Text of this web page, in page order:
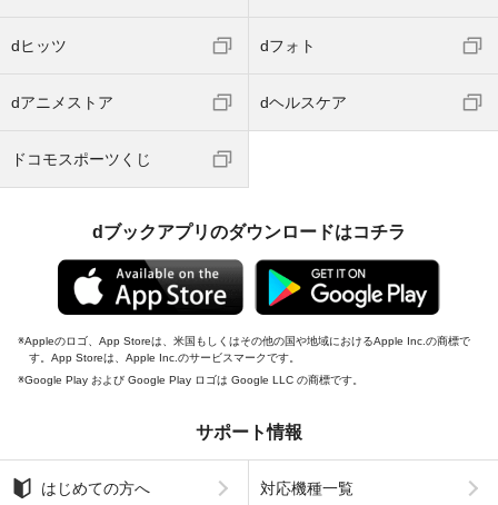
dヒッツ dフォト
dアニメストア dヘルスケア
ドコモスポーツくじ
dブックアプリのダウンロードはコチラ
Appleのロゴ、App Storeは、米国もしくはその他の国や地域におけるApple Inc.の商標で
す。App Storeは、Apple Inc.のサービスマークです。
Google Play および Google Play ロゴは Google LLC の商標です。
サポート情報
はじめての方へ 対応機種一覧